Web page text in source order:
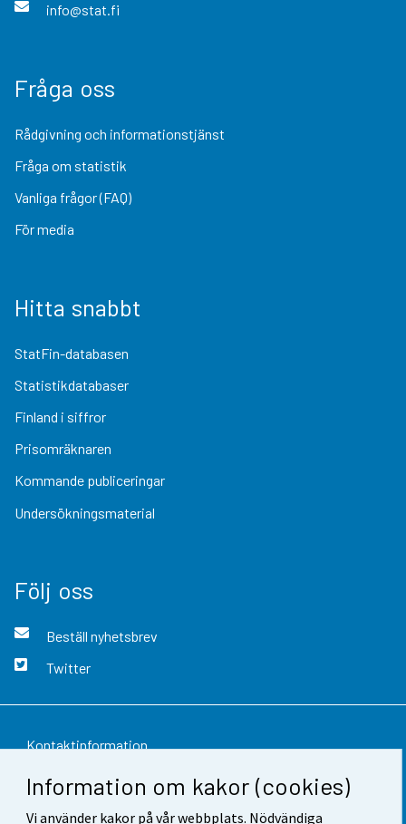
Information om kakor (cookies)
Vi använder kakor på vår webbplats. Nödvändiga
info@stat.fi
Fråga oss
Rådgivning och informationstjänst
Fråga om statistik
Vanliga frågor (FAQ)
För media
Hitta snabbt
StatFin-databasen
Statistikdatabaser
Finland i siffror
Prisomräknaren
Kommande publiceringar
Undersökningsmaterial
Följ oss
Beställ nyhetsbrev
Twitter
Kontaktinformation
Respons
Användarvillkor